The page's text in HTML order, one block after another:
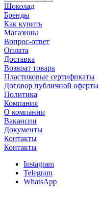
Шоколад
Бренды
Как купить
Магазины
Вопрос-ответ
Оплата
Доставка
Возврат товара
Пластиковые сертификаты
Договор публичной оферты
Политика
Компания
О компании
Вакансии
Документы
Контакты
Контакты
Instagram
Telegram
WhatsApp